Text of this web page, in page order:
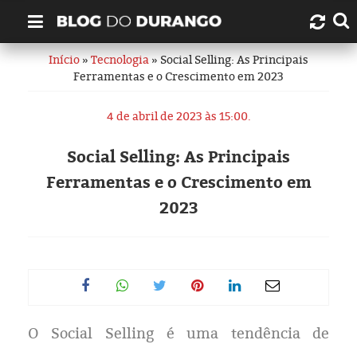
Quem é Durango Duarte?
Links úteis
Contato
Artigos
Manaus
Início»Tecnologia» Social Selling: As Principais
Ferramentas e o Crescimento em 2023
4 de abril de 2023 às 15:00.
Social Selling: As Principais
Ferramentas e o Crescimento em
2023
O Social Selling é uma tendência de